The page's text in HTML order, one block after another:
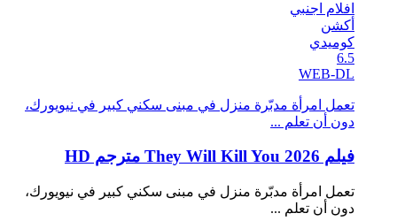
افلام اجنبي
أكشن
كوميدي
6.5
WEB-DL
تعمل امرأة مدبّرة منزل في مبنى سكني كبير في نيويورك،
دون أن تعلم ...
فيلم They Will Kill You 2026 مترجم HD
تعمل امرأة مدبّرة منزل في مبنى سكني كبير في نيويورك،
دون أن تعلم ...